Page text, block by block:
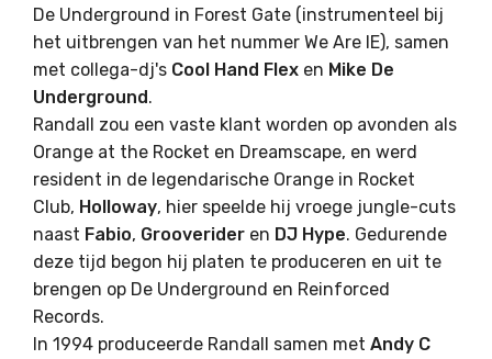
De Underground in Forest Gate (instrumenteel bij
het uitbrengen van het nummer We Are IE), samen
met collega-dj's Cool Hand Flex en Mike De
Underground .
Randall zou een vaste klant worden op avonden als
Orange at the Rocket en Dreamscape, en werd
resident in de legendarische Orange in Rocket
Club, Holloway, hier speelde hij vroege jungle-cuts
naast Fabio, Grooverider en DJ Hype. Gedurende
deze tijd begon hij platen te produceren en uit te
brengen op De Underground en Reinforced
Records.
In 1994 produceerde Randall samen met Andy C